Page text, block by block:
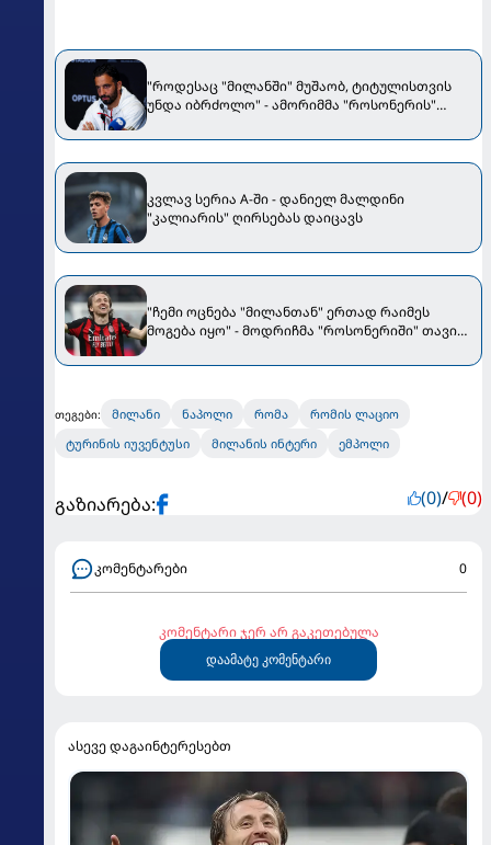
"როდესაც "მილანში" მუშაობ, ტიტულისთვის
უნდა იბრძოლო" - ამორიმმა "როსონერის"
კვლავ სერია A-ში - დანიელ მალდინი
"კალიარის" ღირსებას დაიცავს
"ჩემი ოცნება "მილანთან" ერთად რაიმეს
მოგება იყო" - მოდრიჩმა "როსონერიში" თავის
თეგები: მილანი ნაპოლი რომა
რომის ლაციო
ტურინის იუვენტუსი
მილანის ინტერი ემპოლი
გაზიარება: (0)/ (0)
კომენტარები 0
კომენტარი ჯერ არ გაკეთებულა
დაამატე კომენტარი
ასევე დაგაინტერესებთ